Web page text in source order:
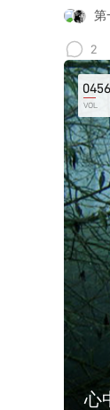
硬的现
第
2
0456
VOL
心